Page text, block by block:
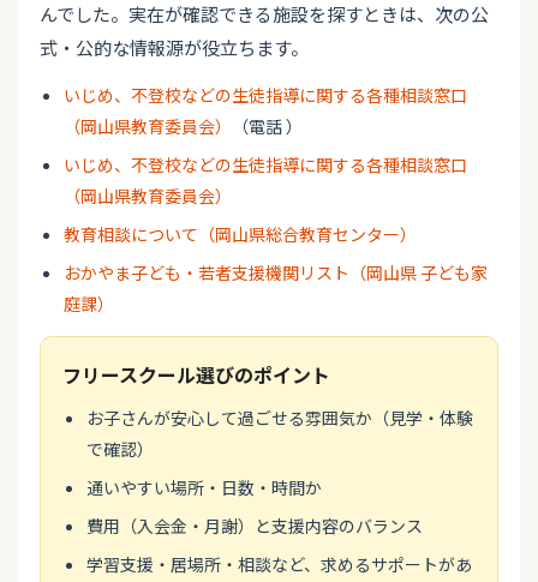
んでした。実在が確認できる施設を探すときは、次の公
式・公的な情報源が役立ちます。
いじめ、不登校などの生徒指導に関する各種相談窓口
（岡山県教育委員会）
（電話 ）
いじめ、不登校などの生徒指導に関する各種相談窓口
（岡山県教育委員会）
教育相談について（岡山県総合教育センター）
おかやま子ども・若者支援機関リスト（岡山県 子ども家
庭課）
フリースクール選びのポイント
お子さんが安心して過ごせる雰囲気か（見学・体験
で確認）
通いやすい場所・日数・時間か
費用（入会金・月謝）と支援内容のバランス
学習支援・居場所・相談など、求めるサポートがあ